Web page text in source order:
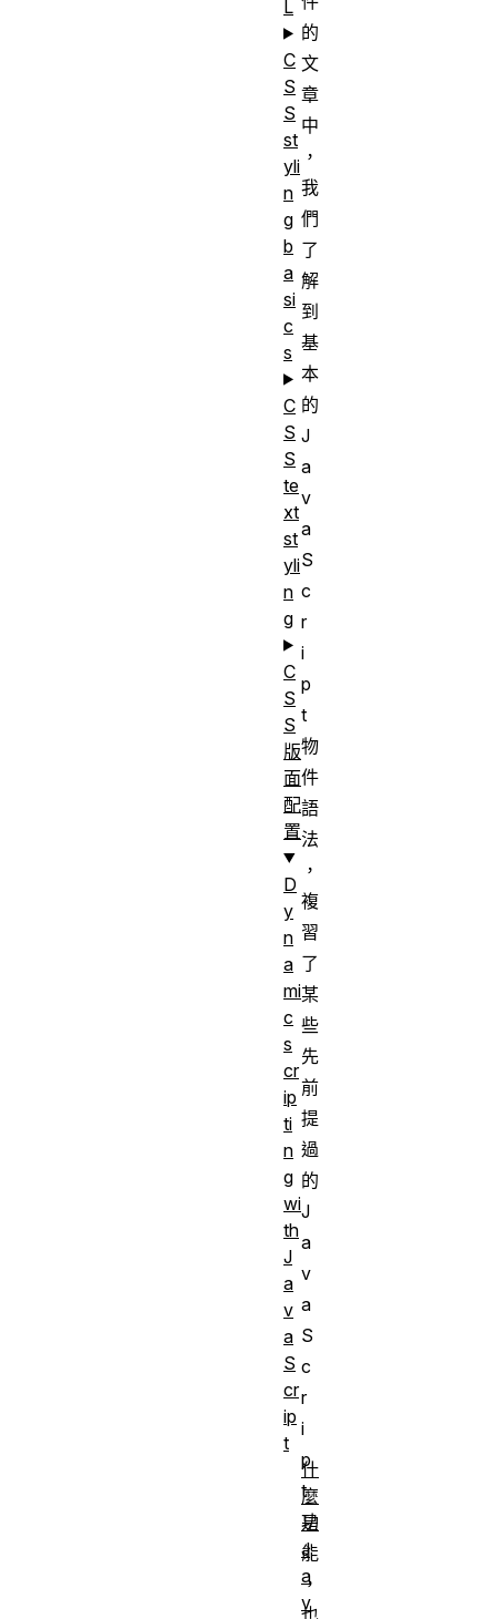
的
文
章
中
，
我
們
了
解
到
基
本
的
J
a
v
a
S
c
r
i
p
t
物
件
語
法
，
複
習
了
某
些
先
前
提
過
的
J
a
v
a
S
c
r
i
p
t
功
能
，
也
L
C
S
S
st
yli
n
g
b
a
si
c
s
C
S
S
te
xt
st
yli
n
g
C
S
S
版
面
配
置
D
y
n
a
mi
c
s
cr
ip
ti
n
g
wi
th
J
a
v
a
S
cr
ip
t
什
麼
是
J
a
v